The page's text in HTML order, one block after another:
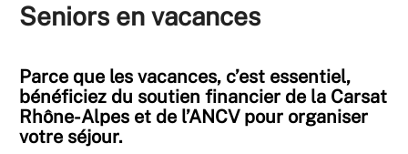
Seniors en vacances
Parce que les vacances, c’est essentiel,
bénéficiez du soutien financier de la Carsat
Rhône-Alpes et de l’ANCV pour organiser
votre séjour.